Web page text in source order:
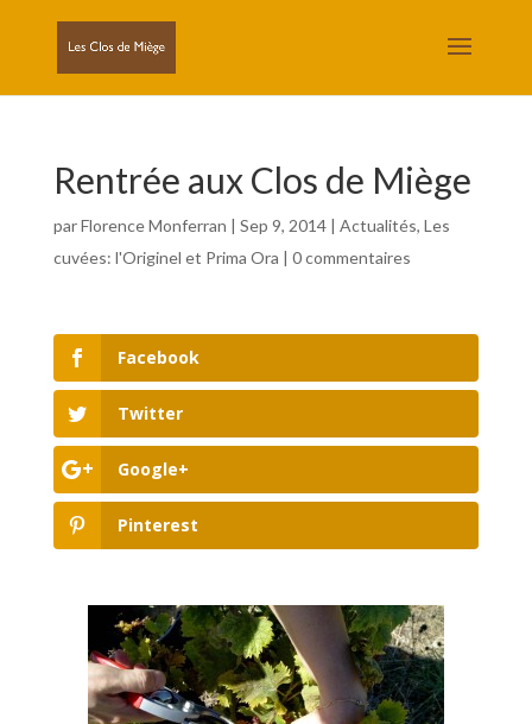
Rentrée aux Clos de Miège
parFlorence Monferran | Sep 9, 2014| Actualités, Les
cuvées: l'Originel et Prima Ora | 0 commentaires
Facebook
Twitter
Google+
Pinterest